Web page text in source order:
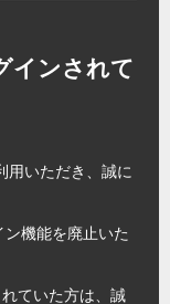
インされて
用いただき、誠に
機能を廃止いた
ていた方は、誠